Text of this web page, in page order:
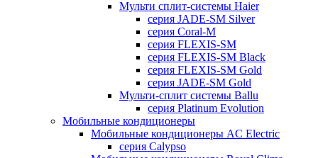
Мульти сплит-системы Haier
серия JADE-SM Silver
серия Coral-M
серия FLEXIS-SM
серия FLEXIS-SM Black
серия FLEXIS-SM Gold
серия JADE-SM Gold
Мульти-сплит системы Ballu
серия Platinum Evolution
Мобильные кондиционеры
Мобильные кондиционеры AC Electric
серия Calypso